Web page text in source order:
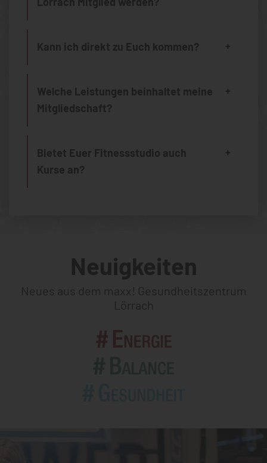
Kann ich direkt zu Euch kommen?
Welche Leistungen beinhaltet meine
Mitgliedschaft?
Bietet Euer Fitnessstudio auch
Kurse an?
Neuigkeiten
Neues aus dem maxx! Gesundheitszentrum
Lörrach